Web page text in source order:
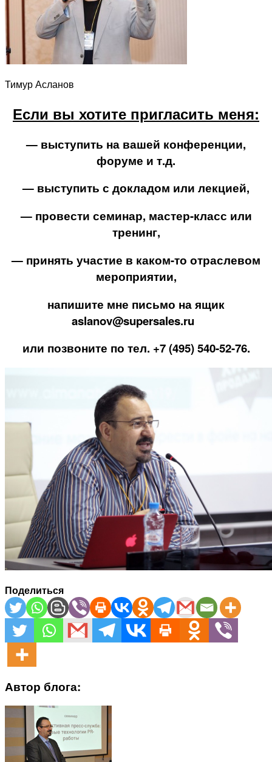
Тимур Асланов
Если вы хотите пригласить меня:
— выступить на вашей конференции,
форуме и т.д.
— выступить с докладом или лекцией,
— провести семинар, мастер-класс или
тренинг,
— принять участие в каком-то отраслевом
мероприятии,
напишите мне письмо на ящик
aslanov@supersales.ru
или позвоните по тел. +7 (495) 540-52-76.
Поделиться
Автор блога: